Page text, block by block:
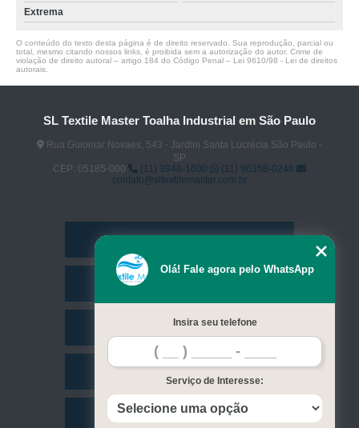
Extrema
O conteúdo do texto desta página é de direito reservado. Sua reprodução, parcial ou
total, mesmo citando nossos links, é proibida sem a autorização do autor. Crime de
violação de direito autoral – artigo 184 do Código Penal – Lei 9610/98 - Lei de direitos
autorais
SL Textile Master Toalha Industrial em São Paulo
Rua Guiomar Novaes, 543 - Jardim Santa Lucrécia São Paulo -
SP
CEP: 05185-000
(11) 3948-1600
(11) 96358-0246
contato@sltextilemaster.com.br
Missão
Contato
Olá! Fale agora pelo WhatsApp
Insira seu telefone
Serviço de Interesse: